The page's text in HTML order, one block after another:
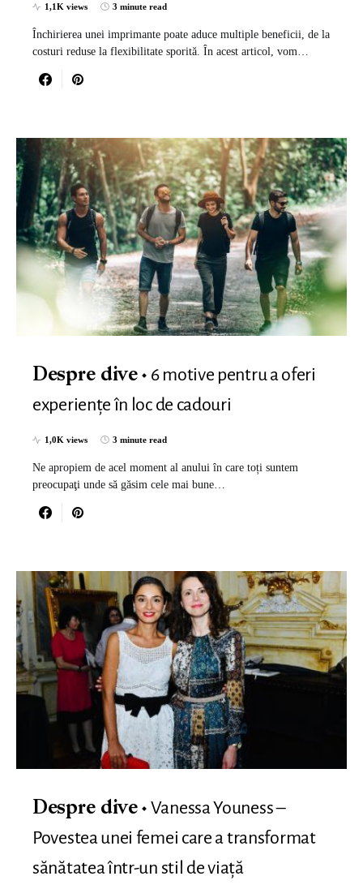
1,1K views 3 minute read
Închirierea unei imprimante poate aduce multiple beneficii, de la
costuri reduse la flexibilitate sporită. În acest articol, vom…
Despre dive
6 motive pentru a oferi
experiențe în loc de cadouri
1,0K views 3 minute read
Ne apropiem de acel moment al anului în care toți suntem
preocupaţi unde să găsim cele mai bune…
Despre dive
Vanessa Youness –
Povestea unei femei care a transformat
sănătatea într-un stil de viață